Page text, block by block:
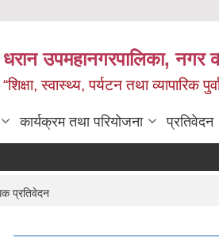
धरान उपमहानगरपालिका, नगर
“शिक्षा, स्वास्थ्य, पर्यटन तथा व्यापारिक
कार्यक्रम तथा परियोजना प्रतिवेदन
प्रतिवेदन